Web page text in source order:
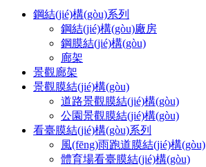
鋼結(jié)構(gòu)系列
鋼結(jié)構(gòu)廠房
鋼膜結(jié)構(gòu)
廊架
景觀廊架
景觀膜結(jié)構(gòu)
道路景觀膜結(jié)構(gòu)
公園景觀膜結(jié)構(gòu)
看臺膜結(jié)構(gòu)系列
風(fēng)雨跑道膜結(jié)構(gòu)
體育場看臺膜結(jié)構(gòu)